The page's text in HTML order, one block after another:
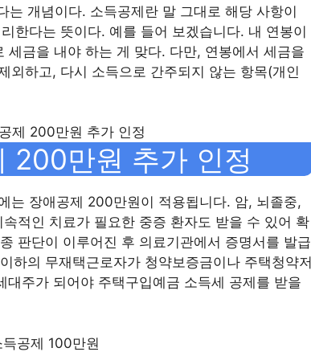
개념이다. 소득공제란 말 그대로 해당 사항이
한다는 뜻이다. 예를 들어 보겠습니다. 내 연봉이
금을 내야 하는 게 맞다. 다만, 연봉에서 세금을
외하고, 다시 소득으로 간주되지 않는 항목(개인
제 200만원 추가 인정
200만원 추가 인정
는 장애공제 200만원이 적용됩니다. 암, 뇌졸중,
적인 치료가 필요한 중증 환자도 받을 수 있어 확
판단이 이루어진 후 의료기관에서 증명서를 발급
하의 무재택근로자가 청약보증금이나 주택청약저
주가 되어야 주택구입예금 소득세 공제를 받을
공제 100만원